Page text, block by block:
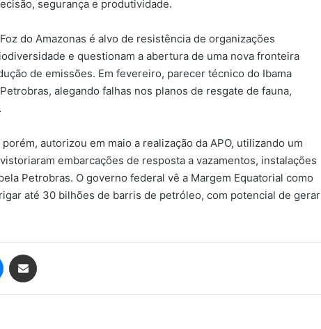
segurança e produtividade.
do Amazonas é alvo de resistência de organizações
e questionam a abertura de uma nova fronteira
de emissões. Em fevereiro, parecer técnico do Ibama
alegando falhas nos planos de resgate de fauna,
autorizou em maio a realização da APO, utilizando um
embarcações de resposta a vazamentos, instalações
Petrobras. O governo federal vê a Margem Equatorial como
até 30 bilhões de barris de petróleo, com potencial de gerar
Messenger